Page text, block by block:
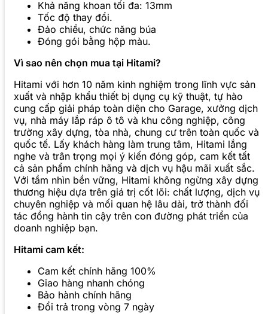
Khả năng khoan tối đa: 13mm
Tốc độ thay đổi.
Đảo chiều, chức năng búa
Đóng gói bằng hộp màu.
Vì sao nên chọn mua tại Hitami?
Hitami với hơn 10 năm kinh nghiệm trong lĩnh vực sản
xuất và nhập khẩu thiết bị dụng cụ kỹ thuật, tự hào
cung cấp giải pháp toàn diện cho Garage, xưởng dịch
vụ, nhà máy lắp ráp ô tô và khu công nghiệp, công
trường xây dựng, tòa nhà, chung cư trên toàn quốc và
quốc tế. Lấy khách hàng làm trung tâm, Hitami lắng
nghe và trân trọng mọi ý kiến đóng góp, cam kết tất
cả sản phẩm chính hãng và dịch vụ hậu mãi xuất sắc.
Với tầm nhìn bền vững, Hitami không ngừng xây dựng
thương hiệu dựa trên giá trị cốt lõi: chất lượng, dịch vụ
chuyên nghiệp và mối quan hệ lâu dài, trở thành đối
tác đồng hành tin cậy trên con đường phát triển của
doanh nghiệp bạn.
Hitami cam kết:
Cam kết chính hãng 100%
Giao hàng nhanh chóng
Bảo hành chính hãng
Đổi trả trong vòng 7 ngày